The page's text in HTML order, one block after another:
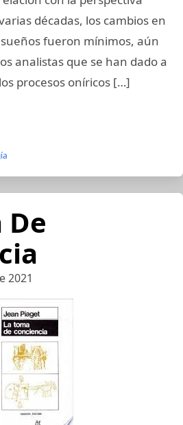
décadas, los cambios en
fueron mínimos, aún
analistas que se han dado a
procesos oníricos […]
De
2021